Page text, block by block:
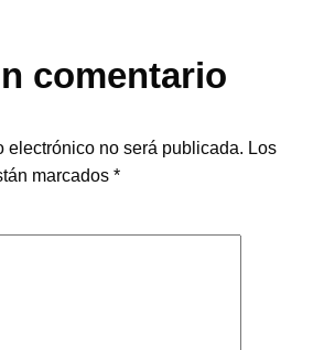
comentario
electrónico no será publicada. Los
marcados *